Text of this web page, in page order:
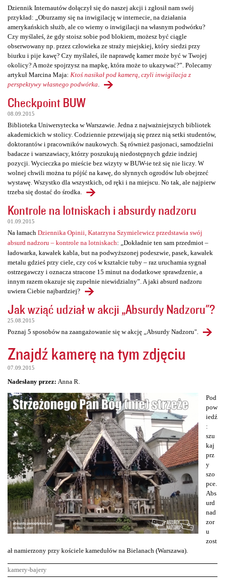
Dziennik Internautów dołączył się do naszej akcji i zgłosił nam swój
przykład: „Oburzamy się na inwigilację w internecie, na działania
amerykańskich służb, ale co wiemy o inwigilacji na własnym podwórku?
Czy myślałeś, że gdy stoisz sobie pod blokiem, możesz być ciągle
obserwowany np. przez człowieka ze straży miejskiej, który siedzi przy
biurku i pije kawę? Czy myślałeś, ile naprawdę kamer może być w Twojej
okolicy? A może spojrzysz na mapkę, która może to ukazywać?”. Polecamy
artykuł Marcina Maja: Ktoś nasikał pod kamerą, czyli inwigilacja z
perspektywy własnego podwórka
Checkpoint BUW
08.09.2015
Biblioteka Uniwersytecka w Warszawie. Jedna z najważniejszych bibliotek
akademickich w stolicy. Codziennie przewijają się przez nią setki studentów,
doktorantów i pracowników naukowych. Są również pasjonaci, samodzielni
badacze i warszawiacy, którzy poszukują niedostępnych gdzie indziej
pozycji. Wycieczka po mieście bez wizyty w BUW-ie też się nie liczy. W
wolnej chwili można tu pójść na kawę, do słynnych ogrodów lub obejrzeć
wystawę. Wszystko dla wszystkich, od ręki i na miejscu. No tak, ale najpierw
trzeba się dostać do środka.
Kontrole na lotniskach i absurdy nadzoru
01.09.2015
Na łamach Dziennika Opinii, Katarzyna Szymielewicz przedstawia swój
absurd nadzoru – kontrole na lotniskach: „Dokładnie ten sam przedmiot –
ładowarka, kawałek kabla, but na podwyższonej podeszwie, pasek, kawałek
metalu gdzieś przy ciele, czy coś w kształcie tuby – raz uruchamia sygnał
ostrzegawczy i oznacza stracone 15 minut na dodatkowe sprawdzenie, a
innym razem okazuje się zupełnie niewidzialny”. A jaki absurd nadzoru
uwiera Ciebie najbardziej?
Jak wziąć udział w akcji „Absurdy Nadzoru"?
25.08.2015
Poznaj 5 sposobów na zaangażowanie się w akcję „Absurdy Nadzoru".
Znajdź kamerę na tym zdjęciu
07.09.2015
Nadesłany przez: Anna R.
Pod
pow
iedź
:
szu
kaj
prz
y
szo
pce.
Abs
urd
nad
zor
u
zost
ał namierzony przy kościele kamedułów na Bielanach (Warszawa).
kamery-bajery